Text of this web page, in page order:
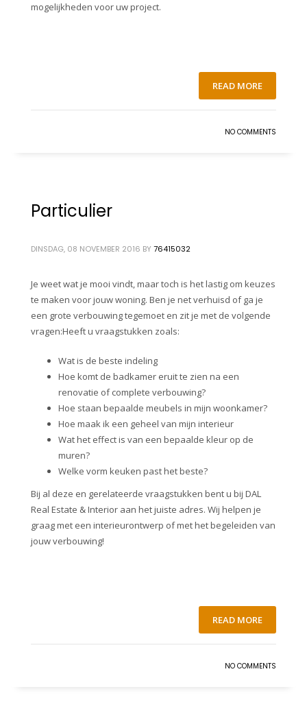
mogelijkheden voor uw project.
READ MORE
NO COMMENTS
Particulier
DINSDAG, 08 NOVEMBER 2016 BY 76415032
Je weet wat je mooi vindt, maar toch is het lastig om keuzes
te maken voor jouw woning. Ben je net verhuisd of ga je
een grote verbouwing tegemoet en zit je met de volgende
vragen:Heeft u vraagstukken zoals:
Wat is de beste indeling
Hoe komt de badkamer eruit te zien na een
renovatie of complete verbouwing?
Hoe staan bepaalde meubels in mijn woonkamer?
Hoe maak ik een geheel van mijn interieur
Wat het effect is van een bepaalde kleur op de
muren?
Welke vorm keuken past het beste?
Bij al deze en gerelateerde vraagstukken bent u bij DAL
Real Estate & Interior aan het juiste adres. Wij helpen je
graag met een interieurontwerp of met het begeleiden van
jouw verbouwing!
READ MORE
NO COMMENTS